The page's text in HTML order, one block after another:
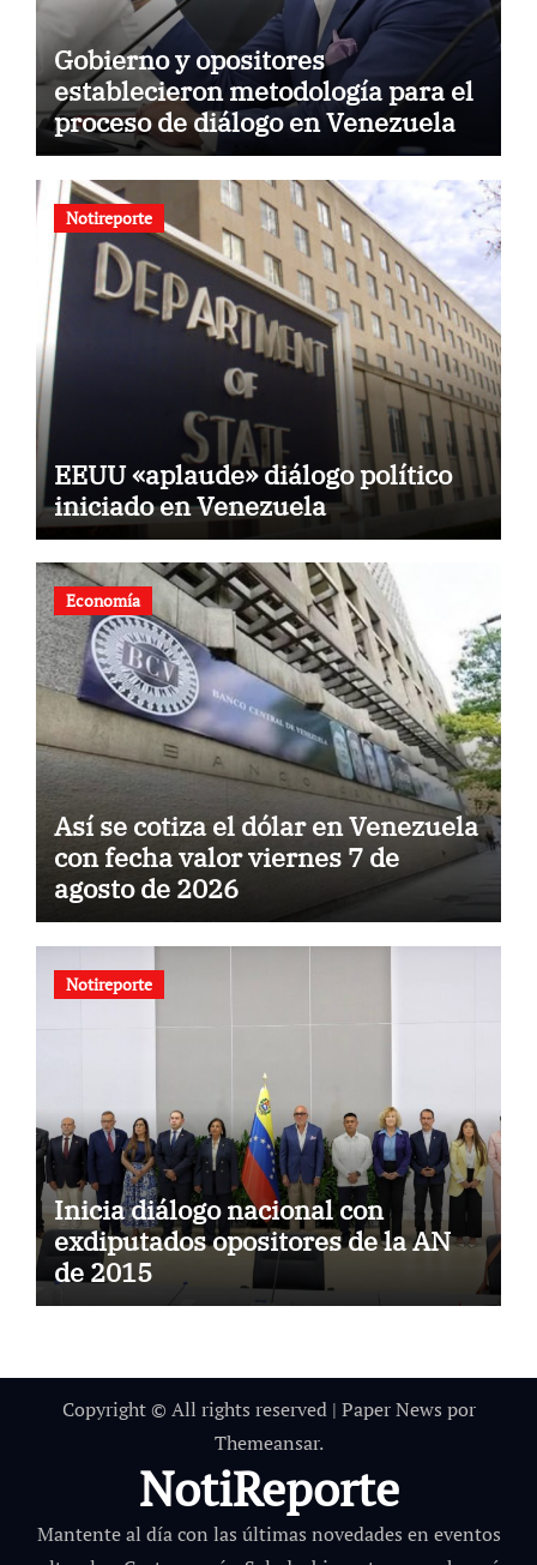
Gobierno y opositores
establecieron metodología para el
proceso de diálogo en Venezuela
Notireporte
EEUU «aplaude» diálogo político
iniciado en Venezuela
Economía
Así se cotiza el dólar en Venezuela
con fecha valor viernes 7 de
agosto de 2026
Notireporte
Inicia diálogo nacional con
exdiputados opositores de la AN
de 2015
Copyright © All rights reserved | Paper News por
Themeansar.
NotiReporte
Mantente al día con las últimas novedades en eventos